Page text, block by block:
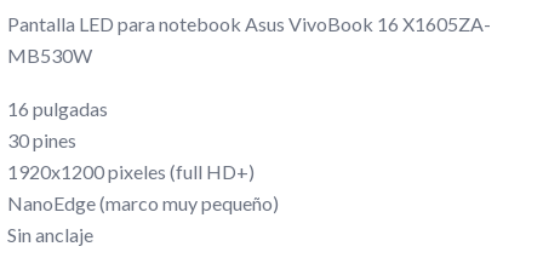
Pantalla LED para notebook Asus VivoBook 16 X1605ZA-
MB530W
16 pulgadas
30 pines
1920x1200 pixeles (full HD+)
NanoEdge (marco muy pequeño)
Sin anclaje